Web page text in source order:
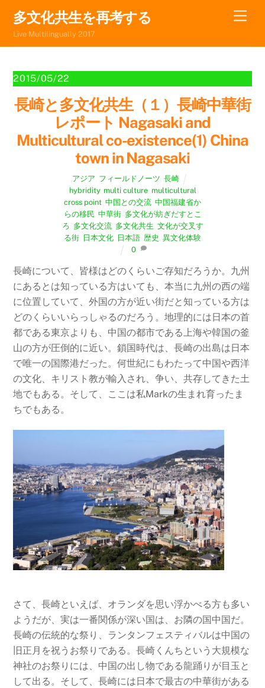
content
多文化共生を再考する
Live Multilingually 2017
2015/05/22
長崎と多文化共生（１）長崎中華街
レポート Nagasaki and
Multicultural co-existence(1) China
town in Nagasaki
アジア フィールドノーツ ,長崎
hybridity, multi culture, multicultural
cross point 中国との交流 中国福建省か
らの移民 中華街, 多文化が紡ぎだすとこ
ろ 多文化交流, 多文化共生 文化が交叉す
る街 日本文化 日本語 歴史 異文化体験
0
長崎について、皆様はどのくらいご存知だろうか。九州
にあるとは知っている方はいても、本当に九州の西の端
に位置していて、外国の方が近い街だと知っている方は
どのくらいいらっしゃるのだろう。地理的には日本の首
都である東京よりも、中国の都市である上海や韓国の釜
山の方が圧倒的に近い。鎖国時代は、長崎の出島は日本
で唯一の国際港だった。何世紀にもわたって中国や西洋
の文化、キリスト教が輸入され、争い、共存してきた土
地でもある。そして、ここは私Markの生まれ育ったま
ちでもある。
さて、長崎といえば、オランダを思い浮かべる方も多い
ようだが、実は一番関係が深い国は、お隣の国中国だ。
長崎の伝統的な祭り、ランタンフェスティバルは中国の
旧正月を祝うお祭りである。長崎くんちという大規模な
神社のお祭りには、中国の出し物である龍踊りが目玉と
して出る。そして、長崎には日本で最古の中華街がある